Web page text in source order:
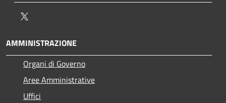
AMMINISTRAZIONE
Organi di Governo
Aree Amministrative
Uffici